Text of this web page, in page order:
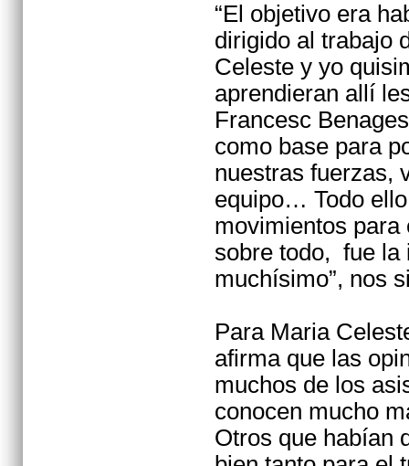
“El objetivo era
dirigido al trabajo
Celeste y yo
aprendieran allí
Francesc
como base para
nuestras fuerzas,
equipo… Todo
movimientos para
sobre todo, fue la
muchísimo”, nos
Para Maria
afirma que las
muchos de los
conocen mucho
Otros que habían